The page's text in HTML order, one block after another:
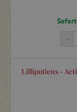
-
Lilliputiens -